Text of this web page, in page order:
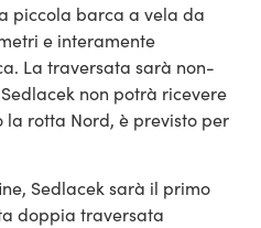
piccola barca a vela da
e interamente
La traversata sarà non-
non potrà ricevere
la rotta Nord, è previsto per
Sedlacek sarà il primo
doppia traversata